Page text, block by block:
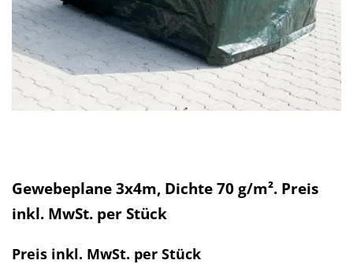
Gewebeplane 3x4m, Dichte 70 g/m². Preis
inkl. MwSt. per Stück
Preis inkl. MwSt. per Stück